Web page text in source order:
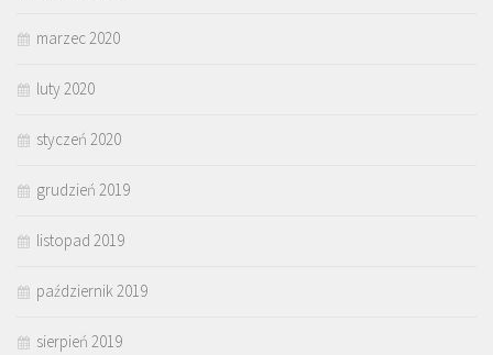
marzec 2020
luty 2020
styczeń 2020
grudzień 2019
listopad 2019
październik 2019
sierpień 2019